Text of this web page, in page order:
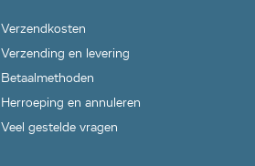
Verzendkosten
Verzending en levering
Betaalmethoden
Herroeping en annuleren
Veel gestelde vragen